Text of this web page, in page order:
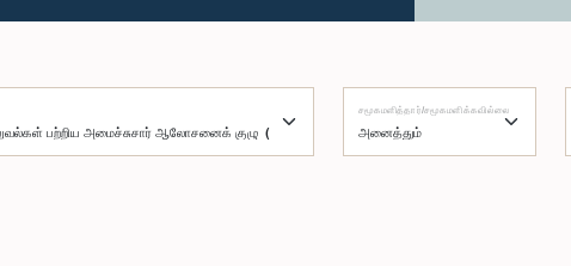
சமூகமளித்தார்/சமூகமளிக்கவில்லை